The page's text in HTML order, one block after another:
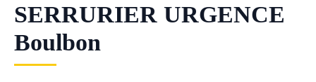
SERRURIER URGENCE
Boulbon